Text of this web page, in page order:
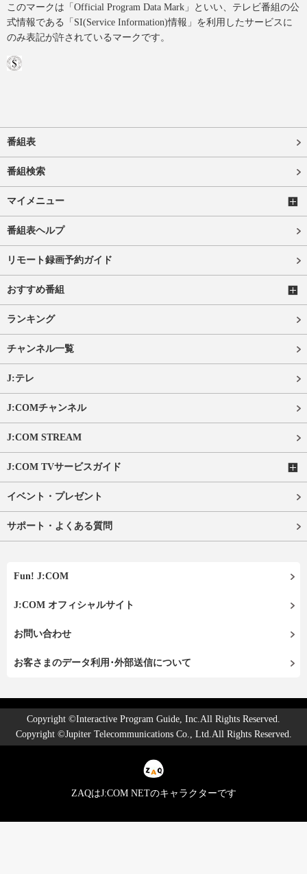
このマークは「Official Program Data Mark」といい、テレビ番組の公
式情報である「SI(Service Information)情報」を利用したサービスに
のみ表記が許されているマークです。
番組表
番組検索
マイメニュー
番組表ヘルプ
リモート録画予約ガイド
おすすめ番組
ランキング
チャンネル一覧
J:テレ
J:COMチャンネル
J:COM STREAM
J:COM TVサービスガイド
イベント・プレゼント
サポート・よくある質問
Fun! J:COM
J:COM オフィシャルサイト
お問い合わせ
お客さまのデータ利用･外部送信について
Copyright ©Interactive Program Guide, Inc.All Rights Reserved.
Copyright ©Jupiter Telecommunications Co., Ltd.All Rights Reserved.
ZAQはJ:COM NETのキャラクターです